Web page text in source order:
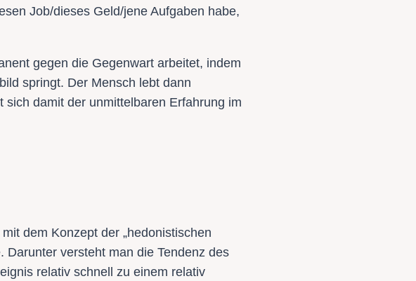
Job/dieses Geld/jene Aufgaben habe,
gegen die Gegenwart arbeitet, indem
springt. Der Mensch lebt dann
damit der unmittelbaren Erfahrung im
dem Konzept der „hedonistischen
Darunter versteht man die Tendenz des
relativ schnell zu einem relativ